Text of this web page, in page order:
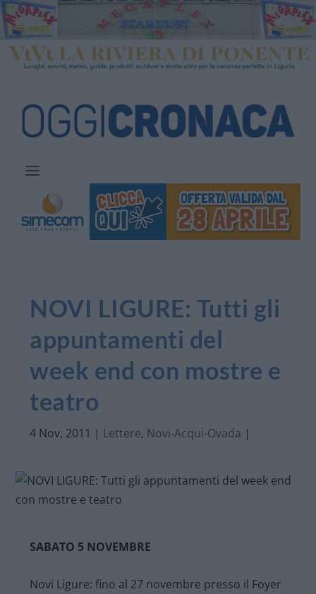
NOVI LIGURE: Tutti gli
appuntamenti del
week end con mostre e
teatro
4 Nov, 2011 | Lettere, Novi-Acqui-Ovada |
SABATO 5 NOVEMBRE
Novi Ligure: fino al 27 novembre presso il Foyer